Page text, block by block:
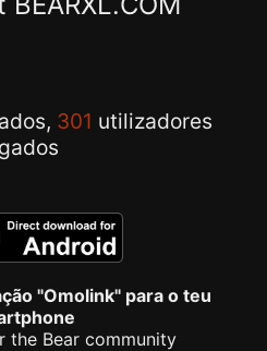
301 utilizadores
"Omolink" para o teu
the Bear community